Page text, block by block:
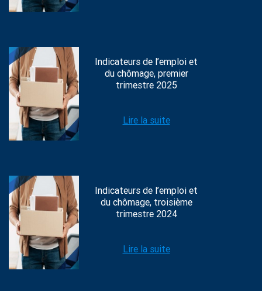
Indicateurs de l’emploi et
du chômage, premier
trimestre 2025
Lire la suite
Indicateurs de l’emploi et
du chômage, troisième
trimestre 2024
Lire la suite